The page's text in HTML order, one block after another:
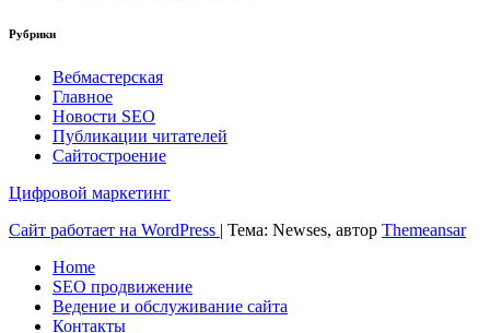
Рубрики
Вебмастерская
Главное
Новости SEO
Публикации читателей
Сайтостроение
Цифровой маркетинг
Сайт работает на WordPress | Тема: Newses, автор Themeansar
Home
SEO продвижение
Ведение и обслуживание сайта
Контакты